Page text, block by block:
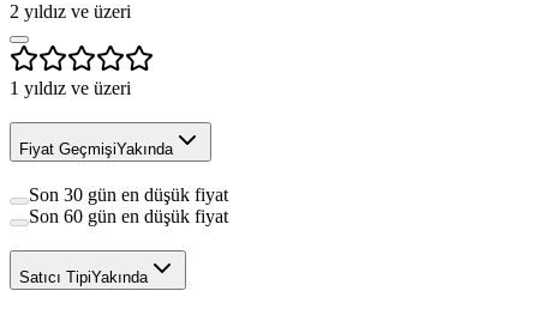
2 yıldız ve üzeri
1 yıldız ve üzeri
Fiyat GeçmişiYakında
Son 30 gün en düşük fiyat
Son 60 gün en düşük fiyat
Satıcı TipiYakında